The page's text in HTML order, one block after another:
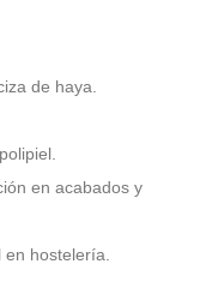
de haya.
en acabados y
hostelería.